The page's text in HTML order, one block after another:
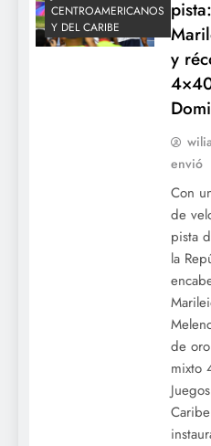
CENTROAMERICANOS
Y DEL CARIBE
y
envió
Con
de
pista
la
de
mixto